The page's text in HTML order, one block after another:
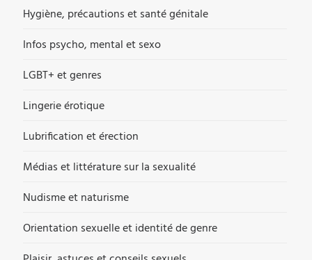
Hygiène, précautions et santé génitale
Infos psycho, mental et sexo
LGBT+ et genres
Lingerie érotique
Lubrification et érection
Médias et littérature sur la sexualité
Nudisme et naturisme
Orientation sexuelle et identité de genre